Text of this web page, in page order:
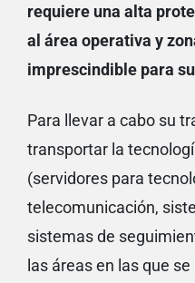
requiere una alta
al área operativa y
imprescindible para
Para llevar a cabo su
transportar la
(servidores para
telecomunicación,
sistemas de
las áreas en las que